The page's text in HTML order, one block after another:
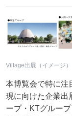
Village出展（イメージ）
本博覧会で特に注
現に向けた企業出
ープ・KTグルー